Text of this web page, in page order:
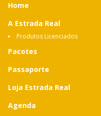
Home
A Estrada Real
Produtos Licenciados
Pacotes
Passaporte
Loja Estrada Real
Agenda